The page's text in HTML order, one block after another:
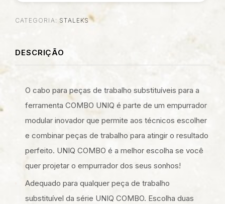
CATEGORIA: STALEKS
DESCRIÇÃO
O cabo para peças de trabalho substituíveis para a
ferramenta COMBO UNIQ é parte de um empurrador
modular inovador que permite aos técnicos escolher
e combinar peças de trabalho para atingir o resultado
perfeito. UNIQ COMBO é a melhor escolha se você
quer projetar o empurrador dos seus sonhos!
Adequado para qualquer peça de trabalho
substituível da série UNIQ COMBO. Escolha duas